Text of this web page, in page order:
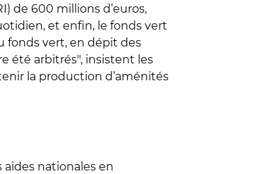
de 600 millions d’euros,
et enfin, le fonds vert
fonds vert, en dépit des
été arbitrés", insistent les
la production d’aménités
aides nationales en